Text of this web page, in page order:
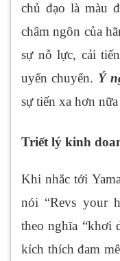
chủ đạo là màu
châm ngôn của
sự nỗ lực, cải
uyển chuyển. Ý
sự tiến xa hơn
Triết lý kinh
Khi nhắc tới
nói “Revs your
theo nghĩa “khơi
kích thích đam